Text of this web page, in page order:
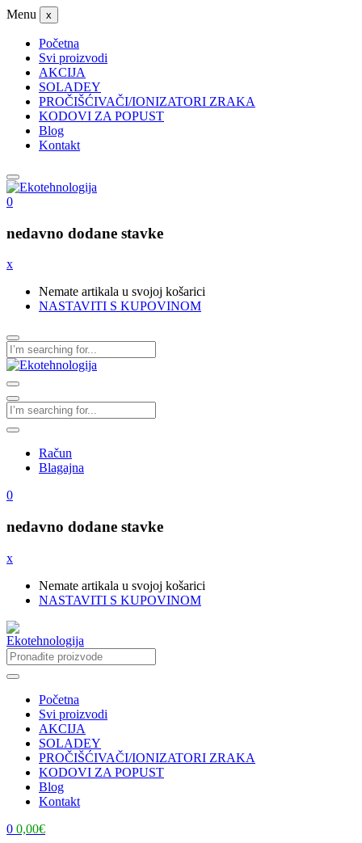
Menu x
Početna
Svi proizvodi
AKCIJA
SOLADEY
PROČIŠĆIVAČI/IONIZATORI ZRAKA
KODOVI ZA POPUST
Blog
Kontakt
0
nedavno dodane stavke
x
Nemate artikala u svojoj košarici
NASTAVITI S KUPOVINOM
Račun
Blagajna
0
nedavno dodane stavke
x
Nemate artikala u svojoj košarici
NASTAVITI S KUPOVINOM
Početna
Svi proizvodi
AKCIJA
SOLADEY
PROČIŠĆIVAČI/IONIZATORI ZRAKA
KODOVI ZA POPUST
Blog
Kontakt
0 0,00€